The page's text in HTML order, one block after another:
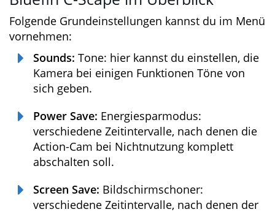
Die Geräte-Einstellungen der
Bluefin C-Scape im Überblick
Folgende Grundeinstellungen kannst du im
Menü vornehmen:
Sounds:
die Kamera bei einigen Funktionen Töne
von sich geben.
Power Save:Energiesparmodus:
die Action-Cam bei Nichtnutzung komplett
abschalten soll.